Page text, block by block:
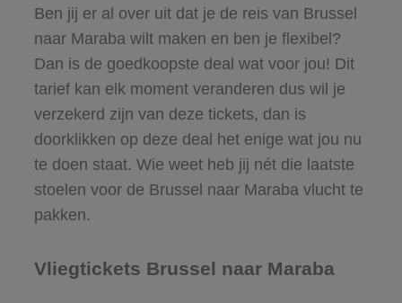
Ben jij er al over uit dat je de reis van Brussel
naar Maraba wilt maken en ben je flexibel?
Dan is de goedkoopste deal wat voor jou! Dit
tarief kan elk moment veranderen dus wil je
verzekerd zijn van deze tickets, dan is
doorklikken op deze deal het enige wat jou nu
te doen staat. Wie weet heb jij nét die laatste
stoelen voor de Brussel naar Maraba vlucht te
pakken.
Vliegtickets Brussel naar Maraba